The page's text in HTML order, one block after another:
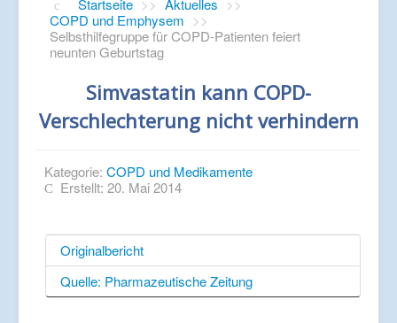
Startseite >> Aktuelles >>
COPD und Emphysem >>
Selbsthilfegruppe für COPD-Patienten feiert
neunten Geburtstag
Simvastatin kann COPD-
Verschlechterung nicht verhindern
Kategorie: COPD und Medikamente
Erstellt: 20. Mai 2014
Originalbericht
Quelle: Pharmazeutische Zeitung